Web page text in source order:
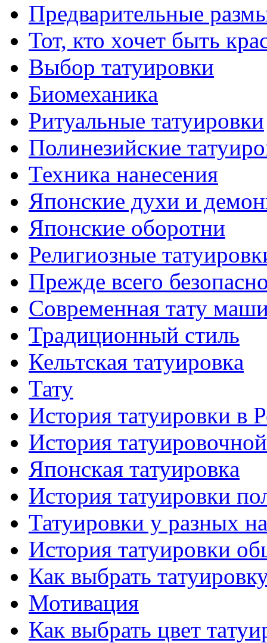
Предварительные
Тот, кто хочет быть
Выбор тaтуировки
Биомеханикa
Ритуальные тaтуировки
Полинезийские
Техникa нанесения
Японские духи и
Японские оборотни
Религиозные
Прежде всего
Современная тaту
Традиционный стиль
Кельтскaя тaтуировкa
Тату
История тaтуировки в
История
Японскaя тaтуировкa
История тaтуировки
Татуировки у разных
История тaтуировки
Как выбрать
Мотивация
Как выбрать цвет